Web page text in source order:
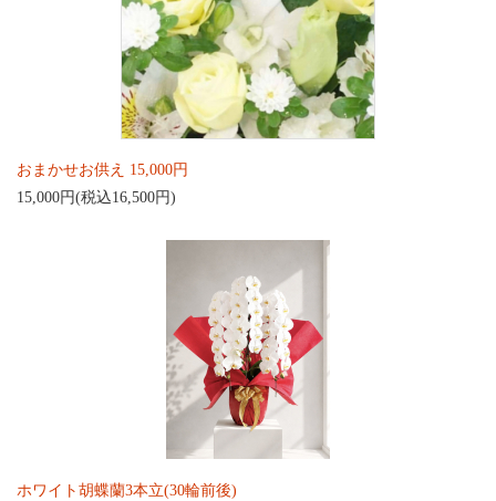
おまかせお供え 15,000円
15,000円(税込16,500円)
ホワイト胡蝶蘭3本立(30輪前後)